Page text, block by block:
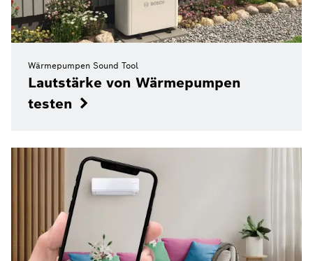
Wärmepumpen Sound Tool
Lautstärke von Wärmepumpen
testen